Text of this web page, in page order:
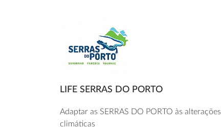
LIFE SERRAS DO PORTO
Adaptar as SERRAS DO PORTO às alterações
climáticas